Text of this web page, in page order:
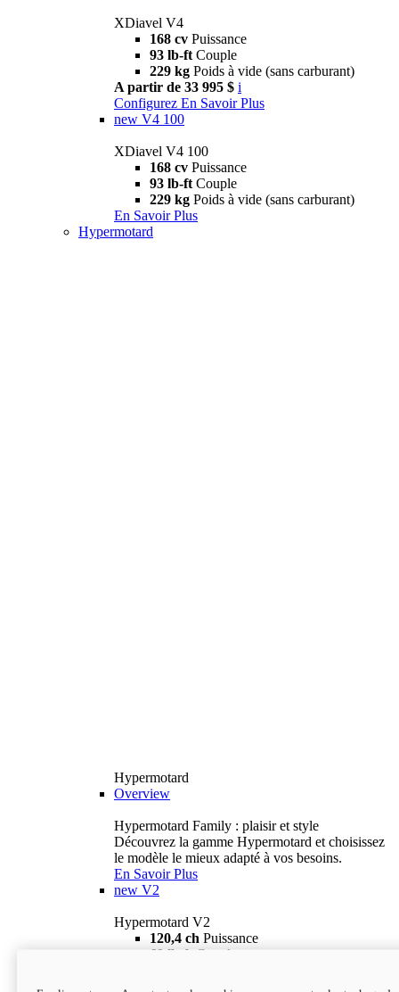
XDiavel V4
168 cv Puissance
93 lb-ft Couple
229 kg Poids à vide (sans carburant)
A partir de 33 995 $ i
Configurez En Savoir Plus
new V4 100
XDiavel V4 100
168 cv Puissance
93 lb-ft Couple
229 kg Poids à vide (sans carburant)
En Savoir Plus
Hypermotard
Hypermotard
Overview
Hypermotard Family : plaisir et style
Découvrez la gamme Hypermotard et choisissez
le modèle le mieux adapté à vos besoins.
En Savoir Plus
new V2
Hypermotard V2
120,4 ch Puissance
69 lb-ft
Couple
18 895 $